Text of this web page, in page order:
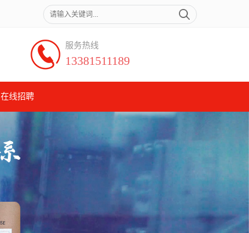
服务热线
13381511189
在线招聘